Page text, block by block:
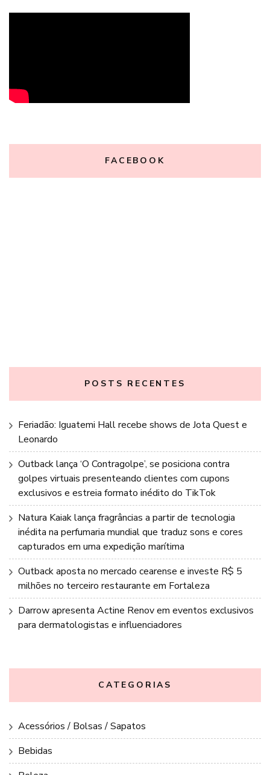
FACEBOOK
POSTS RECENTES
Feriadão: Iguatemi Hall recebe shows de Jota Quest e
Leonardo
Outback lança ‘O Contragolpe’, se posiciona contra
golpes virtuais presenteando clientes com cupons
exclusivos e estreia formato inédito do TikTok
Natura Kaiak lança fragrâncias a partir de tecnologia
inédita na perfumaria mundial que traduz sons e cores
capturados em uma expedição marítima
Outback aposta no mercado cearense e investe R$ 5
milhões no terceiro restaurante em Fortaleza
Darrow apresenta Actine Renov em eventos exclusivos
para dermatologistas e influenciadores
CATEGORIAS
Acessórios / Bolsas / Sapatos
Bebidas